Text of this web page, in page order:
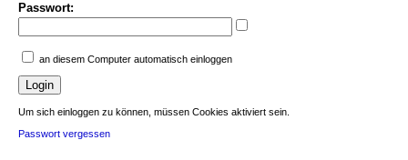
Passwort:
an diesem Computer automatisch einloggen
Um sich einloggen zu können, müssen Cookies aktiviert sein.
Passwort vergessen